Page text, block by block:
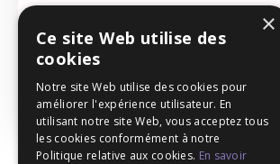
à se connecter à leur intuition, en
éprouvé du tarot - une
avons tous, et qui ne demande
développée !
×
Ce site Web utilise des
cookies
Notre site Web utilise des cookies pour
améliorer l'expérience utilisateur. En
utilisant notre site Web, vous acceptez tous
les cookies conformément à notre
Politique relative aux cookies. En savoir